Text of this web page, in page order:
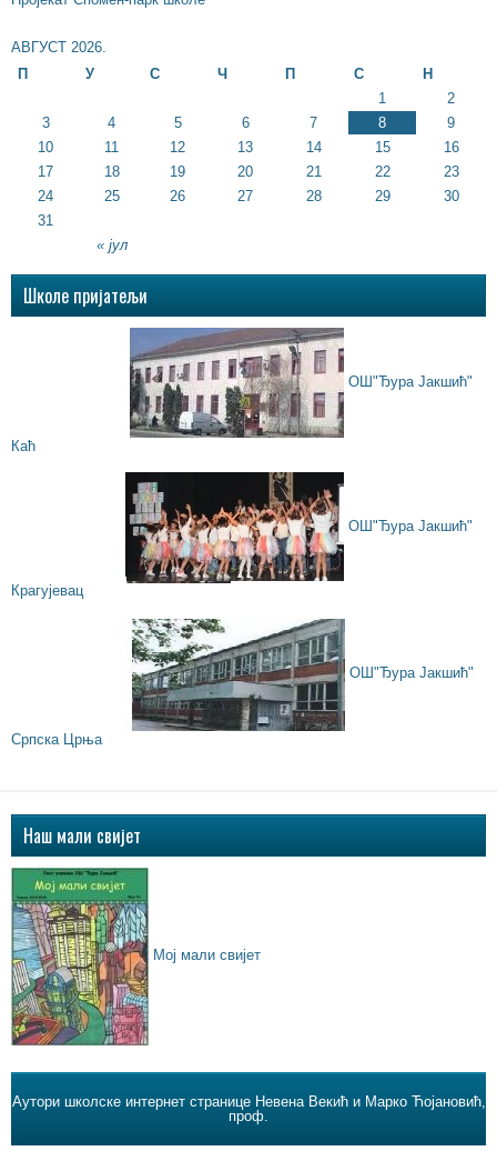
АВГУСТ 2026.
П
У С Ч П С Н
« јул
1
2
3
4 5 6 7 8
9
10
11 12 13 14 15
16
17
18 19 20 21 22
23
24
25 26 27 28 29
30
31
Школе пријатељи
ОШ"Ђура Јакшић"
Каћ
ОШ"Ђура Јакшић"
Крагујевац
ОШ"Ђура Јакшић"
Српска Црња
Наш мали свијет
Мој мали свијет
Аутори школске интернет странице Невена Векић и Марко Ћојановић,
проф.